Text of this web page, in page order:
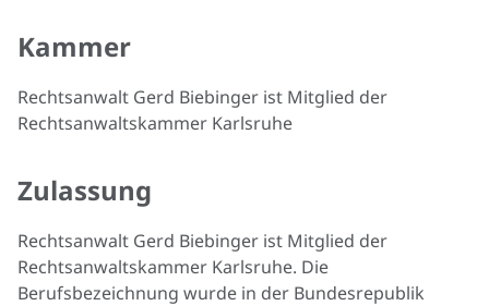
Kammer
Rechtsanwalt Gerd Biebinger ist Mitglied der
Rechtsanwaltskammer Karlsruhe
Zulassung
Rechtsanwalt Gerd Biebinger ist Mitglied der
Rechtsanwaltskammer Karlsruhe. Die
Berufsbezeichnung wurde in der Bundesrepublik